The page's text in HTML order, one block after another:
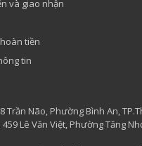
và giao nhận
tiền
tin
Trần Não, Phường Bình An,
Lê Văn Việt, Phường Tăng